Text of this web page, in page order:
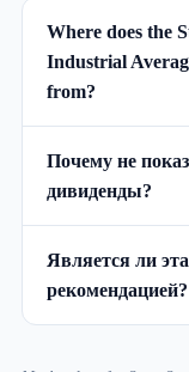
Where does the
Industrial
from?
Почему не
дивиденды?
Является ли
рекомендацией?